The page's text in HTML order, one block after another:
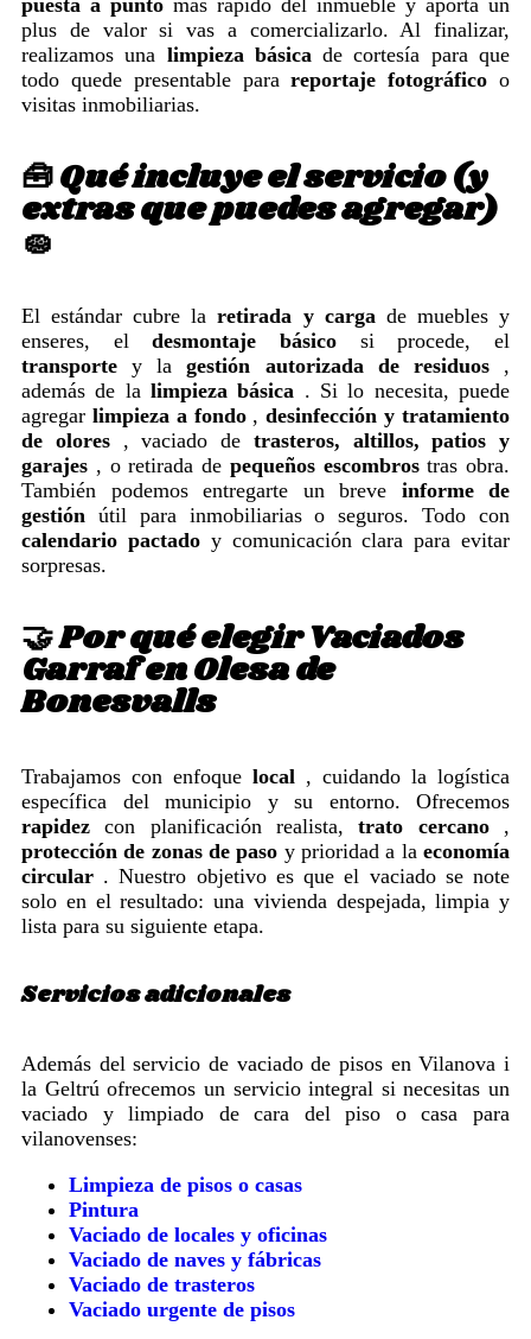
plus de valor si vas a comercializarlo. Al finalizar,
realizamos una limpieza básica de cortesía para que
todo quede presentable parareportaje fotográfico o
visitas inmobiliarias.
🧰 Qué incluye el servicio (y
extras que puedes agregar)
🧽
El estándar cubre laretirada y carga de muebles y
enseres, eldesmontaje básico si procede, el
transporte y lagestión autorizada de residuos,
además de la limpieza básica . Si lo necesita, puede
agregar limpieza a fondo,desinfección y tratamiento
de olores, vaciado de trasteros, altillos, patios y
garajes , o retirada de pequeños escombrostras obra.
También podemos entregarte un breve informe de
gestión útil para inmobiliarias o seguros. Todo con
calendario pactadoy comunicación clara para evitar
sorpresas.
🤝 Por qué elegir Vaciados
Garraf en Olesa de
Bonesvalls
Trabajamos con enfoque local , cuidando la logística
específica del municipio y su entorno. Ofrecemos
rapidez con planificación realista,trato cercano,
protección de zonas de paso y prioridad a laeconomía
circular . Nuestro objetivo es que el vaciado se note
solo en el resultado: una vivienda despejada, limpia y
lista para su siguiente etapa.
Servicios adicionales
Además del servicio de vaciado de pisos en Vilanova i
la Geltrú ofrecemos un servicio integral si necesitas un
vaciado y limpiado de cara del piso o casa para
vilanovenses:
Limpieza de pisos o casas
Pintura
Vaciado de locales y oficinas
Vaciado de naves y fábricas
Vaciado de trasteros
Vaciado urgente de pisos